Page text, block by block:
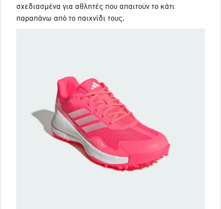
σχεδιασμένα για αθλητές που απαιτούν το κάτι
παραπάνω από το παιχνίδι τους.